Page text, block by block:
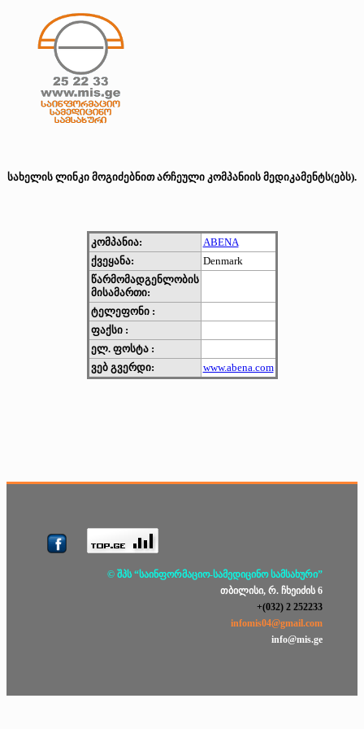
სახელის ლინკი მოგიძებნით არჩეული კომპანიის მედიკამენტს(ებს).
კომპანია:
ABENA
ქვეყანა:
Denmark
წარმომადგენლობის
მისამართი:
ტელეფონი :
ფაქსი :
ელ. ფოსტა :
ვებ გვერდი:
www.abena.com
© შპს “საინფორმაციო-სამედიცინო სამსახური”
თბილისი, რ. ჩხეიძის 6
+(032) 2 252233
infomis04@gmail.com
info@mis.ge